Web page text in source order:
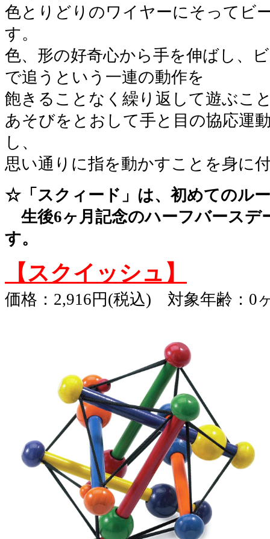
色とりどりのワイヤーにそってビ
す。
色、形の好奇心から手を伸ばし、
で追うという一連の動作を
飽きることなく繰り返して遊ぶこ
あそびをとおして手と目の協応運
し、
思い通りに指を動かすことを身に
☆「スクィード」は、初めてのル
生後6ヶ月記念のハーフバースデ
す。
【スクイッシュ】
価格：2,916円(税込) 対象年齢：0